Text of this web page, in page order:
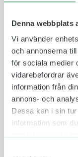
Denna webbplats
Vi använder
och annonserna
för sociala medier
vidarebefordrar
information från
annons- och
Dessa kan i sin
information som
mellan för att de
omgivning.
Skylten
väggkonsol som
skruv och plugg.
det lätt att byta
skulle byta plats.